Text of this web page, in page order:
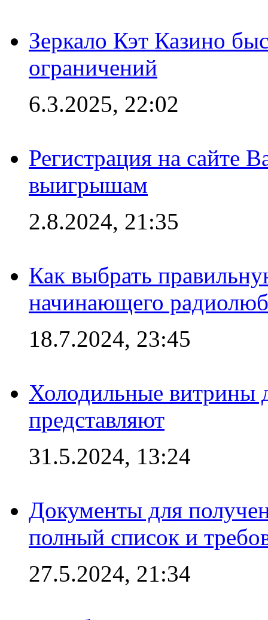
Зеркало Кэт Казино
ограничений
6.3.2025, 22:02
Регистрация на сайте
выигрышам
2.8.2024, 21:35
Как выбрать
начинающего
18.7.2024, 23:45
Холодильные витрины
представляют
31.5.2024, 13:24
Документы для
полный список и
27.5.2024, 21:34